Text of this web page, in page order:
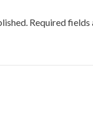
Required fields